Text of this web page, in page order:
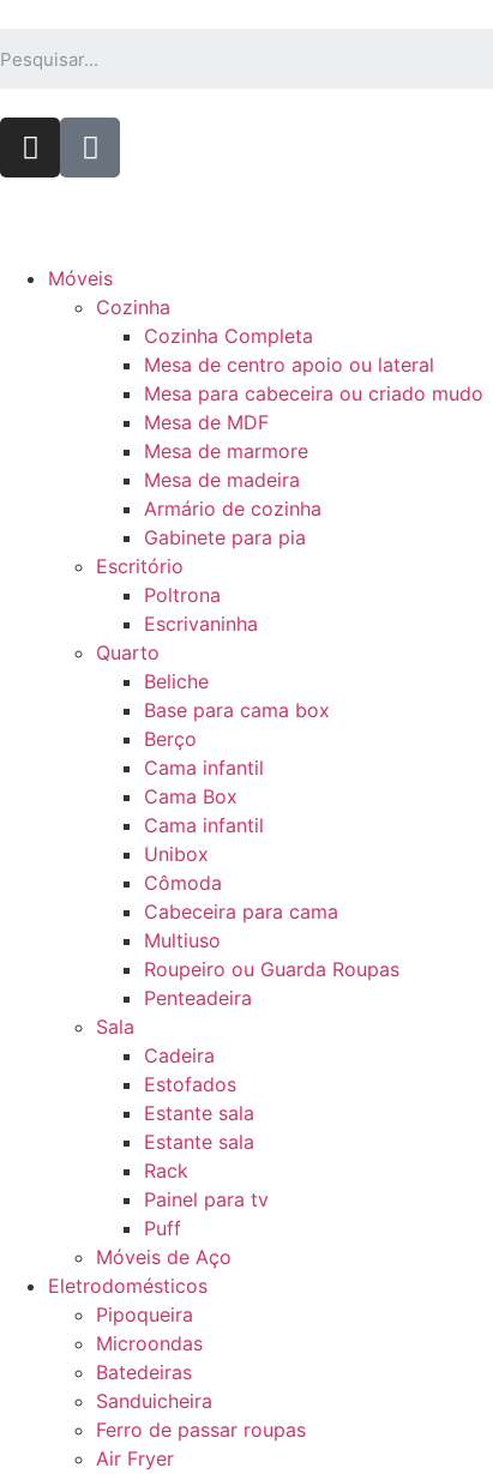
Móveis
Cozinha
Cozinha Completa
Mesa de centro apoio ou lateral
Mesa para cabeceira ou criado mudo
Mesa de MDF
Mesa de marmore
Mesa de madeira
Armário de cozinha
Gabinete para pia
Escritório
Poltrona
Escrivaninha
Quarto
Beliche
Base para cama box
Berço
Cama infantil
Cama Box
Cama infantil
Unibox
Cômoda
Cabeceira para cama
Multiuso
Roupeiro ou Guarda Roupas
Penteadeira
Sala
Cadeira
Estofados
Estante sala
Estante sala
Rack
Painel para tv
Puff
Móveis de Aço
Eletrodomésticos
Pipoqueira
Microondas
Batedeiras
Sanduicheira
Ferro de passar roupas
Air Fryer